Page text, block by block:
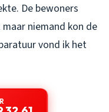
De bewoners
niemand kon de
vond ik het